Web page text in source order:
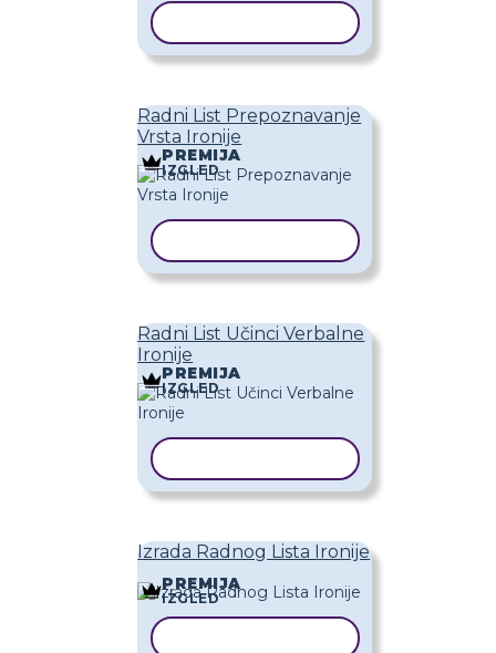
Radni List Prepoznavanje
Vrsta Ironije
PREMIJA
IZGLED
Radni List Učinci Verbalne
Ironije
PREMIJA
IZGLED
Izrada Radnog Lista Ironije
PREMIJA
IZGLED